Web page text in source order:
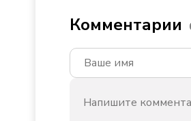
Комментарии